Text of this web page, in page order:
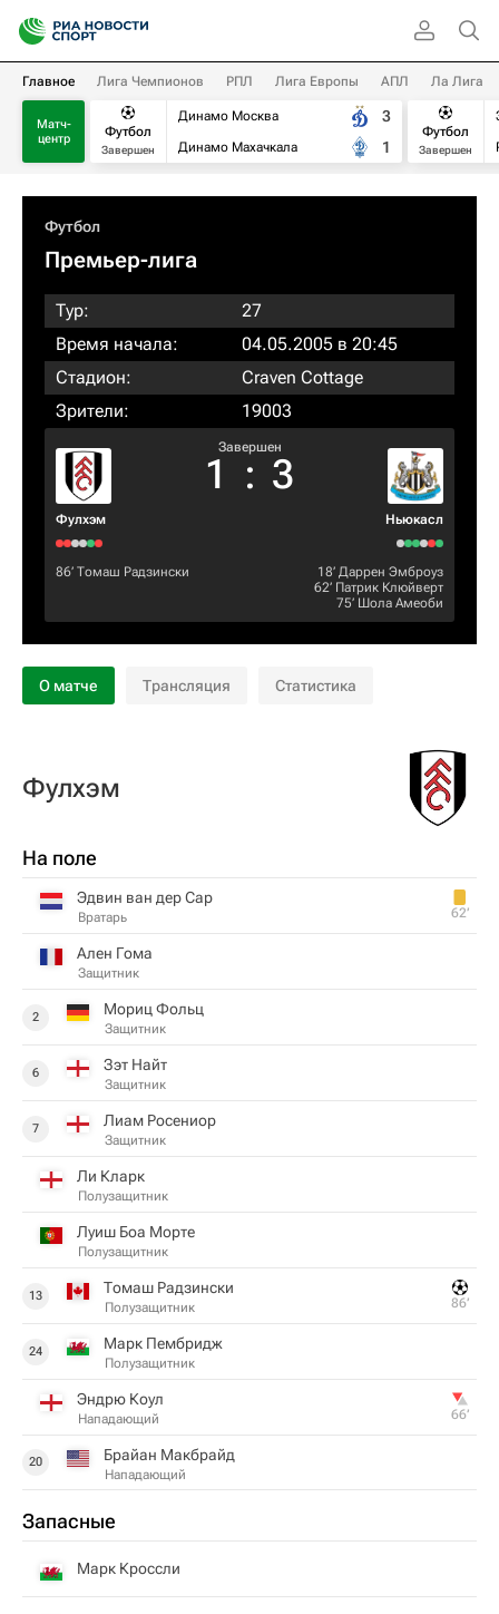
Главное Лига Чемпионов РПЛ Лига Европы АПЛ Ла Лига
Матч-
центр
Футбол
Завершен
Динамо Москва
Динамо Махачкала
3
1
Футбол
Завершен
Футбол
Премьер-лига
Тур:
27
Время начала:
04.05.2005 в 20:45
Стадион:
Craven Cottage
Зрители:
19003
Фулхэм
Завершен
1 : 3
Ньюкасл
86‎’‎ Томаш Радзински 18‎’‎ Дaррен Эмброуз
62‎’‎ Патрик Клюйверт
75‎’‎ Шола Амеоби
О матче Трансляция Статистика
Фулхэм
На поле
Эдвин ван дер Сар
Вратарь 62‎’‎
Ален Гома
Защитник
2 Мориц Фольц
Защитник
6 Зэт Найт
Защитник
7 Лиам Росениор
Защитник
Ли Кларк
Полузащитник
Луиш Боа Морте
Полузащитник
13 Томаш Радзински
Полузащитник 86‎’‎
24 Марк Пембридж
Полузащитник
Эндрю Коул
Нападающий 66‎’‎
20 Брайан Макбрайд
Нападающий
Запасные
Марк Кроссли